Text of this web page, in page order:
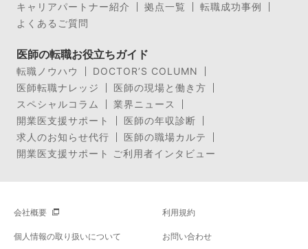
キャリアパートナー紹介
拠点一覧
転職成功事例
よくあるご質問
医師の転職お役立ちガイド
転職ノウハウ
DOCTOR’S COLUMN
医師転職ナレッジ
医師の現場と働き方
スペシャルコラム
業界ニュース
開業医支援サポート
医師の年収診断
求人のお知らせ代行
医師の職場カルテ
開業医支援サポート ご利用者インタビュー
会社概要 利用規約
個人情報の取り扱いについて お問い合わせ